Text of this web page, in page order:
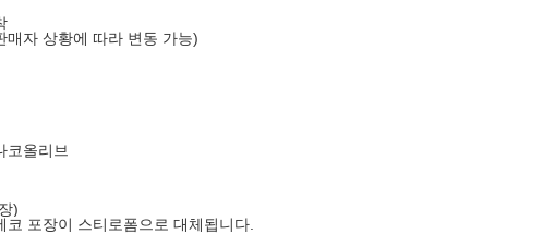
매자 상황에 따라 변동 가능)
코올리브
)
코 포장이 스티로폼으로 대체됩니다.